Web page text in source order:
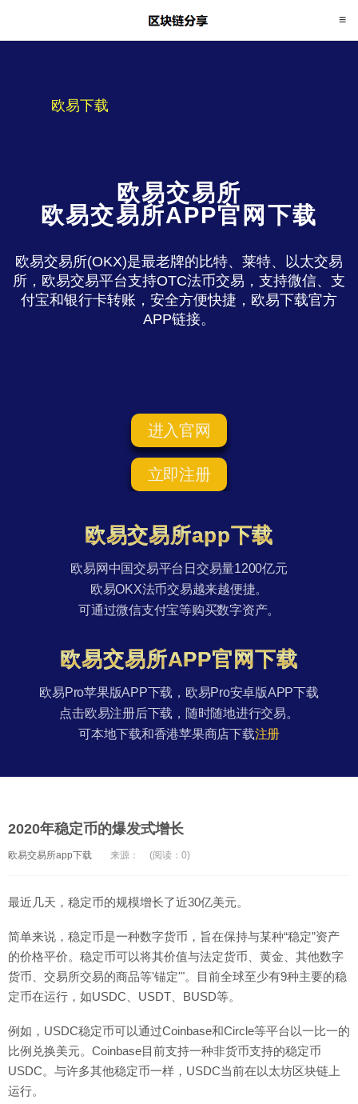
欧易下载
欧易交易所
欧易交易所APP官网下载
欧易交易所(OKX)是最老牌的比特、莱特、以太交易
所，欧易交易平台支持OTC法币交易，支持微信、支
付宝和银行卡转账，安全方便快捷，欧易下载官方
APP链接。
进入官网
立即注册
欧易交易所app下载
欧易网中国交易平台日交易量1200亿元
欧易OKX法币交易越来越便捷。
可通过微信支付宝等购买数字资产。
欧易交易所APP官网下载
欧易Pro苹果版APP下载，欧易Pro安卓版APP下载
点击欧易注册后下载，随时随地进行交易。
可本地下载和香港苹果商店下载注册
2020年稳定币的爆发式增长
欧易交易所app下载 来源： (阅读：0)
最近几天，稳定币的规模增长了近30亿美元。
简单来说，稳定币是一种数字货币，旨在保持与某种“稳定”资产
的价格平价。稳定币可以将其价值与法定货币、黄金、其他数字
货币、交易所交易的商品等'锚定'"。目前全球至少有9种主要的稳
定币在运行，如USDC、USDT、BUSD等。
例如，USDC稳定币可以通过Coinbase和Circle等平台以一比一的
比例兑换美元。Coinbase目前支持一种非货币支持的稳定币
USDC。与许多其他稳定币一样，USDC当前在以太坊区块链上
运行。